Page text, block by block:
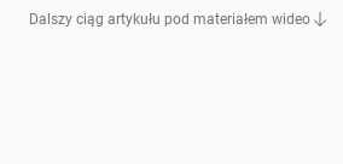
Dalszy ciąg artykułu pod materiałem wideo